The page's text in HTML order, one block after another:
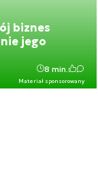
biznes
jego
Materiał sponsorowany
8 min.